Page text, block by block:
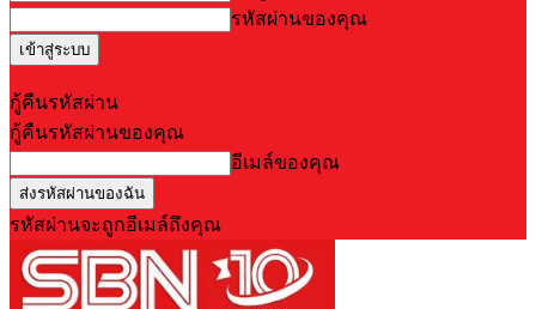
รหัสผ่านของคุณ
กู้คืนรหัสผ่าน
กู้คืนรหัสผ่านของคุณ
อีเมล์ของคุณ
รหัสผ่านจะถูกอีเมล์ถึงคุณ